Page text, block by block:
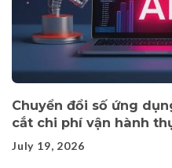
Chuyển đổi số ứng
cắt chi phí vận hành
July 19, 2026